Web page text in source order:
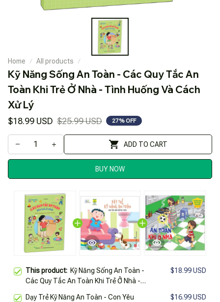
Home All products
Kỹ Năng Sống An Toàn - Các Quy Tắc An
Toàn Khi Trẻ Ở Nhà - Tình Huống Và Cách
Xử Lý
$18.99 USD $25.99 USD 27% OFF
ADD TO CART
BUY NOW
This product: Kỹ Năng Sống An Toàn -
Các Quy Tắc An Toàn Khi Trẻ Ở Nhà -
$18.99 USD
Dạy Trẻ Kỹ Năng An Toàn - Con Yêu
$16.99 USD